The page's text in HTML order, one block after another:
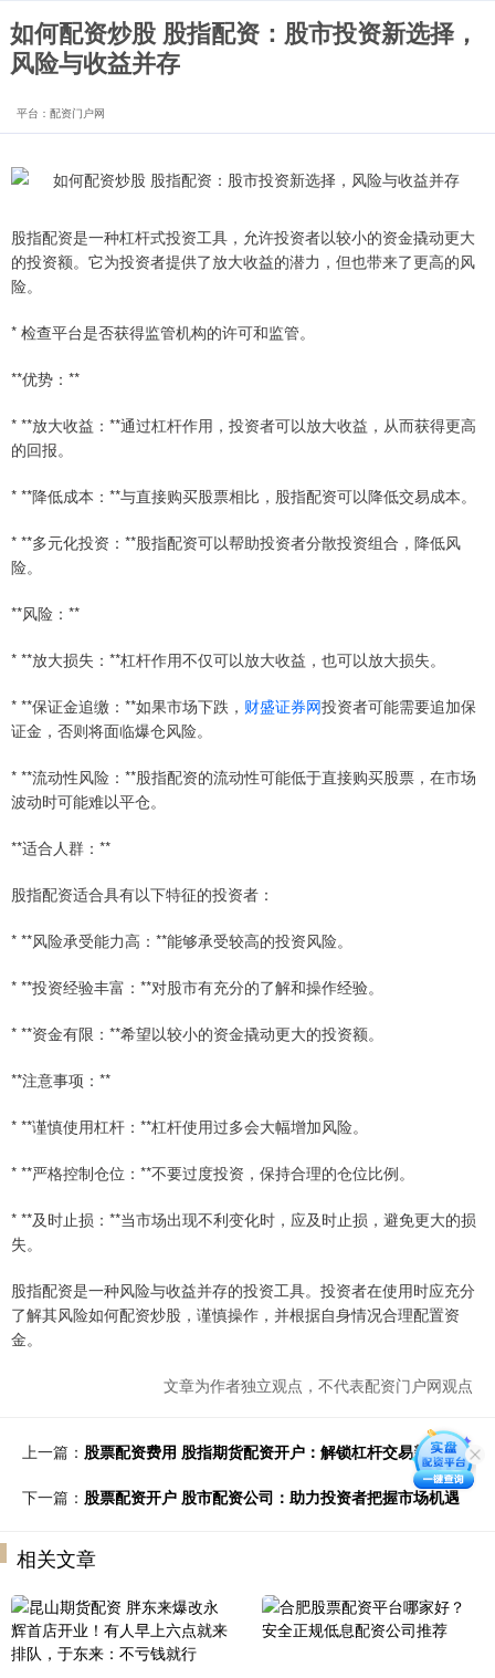
如何配资炒股 股指配资：股市投资新选择，
风险与收益并存
平台：配资门户网
股指配资是一种杠杆式投资工具，允许投资者以较小的资金撬动更大
的投资额。它为投资者提供了放大收益的潜力，但也带来了更高的风
险。
* 检查平台是否获得监管机构的许可和监管。
**优势：**
* **放大收益：**通过杠杆作用，投资者可以放大收益，从而获得更高
的回报。
* **降低成本：**与直接购买股票相比，股指配资可以降低交易成本。
* **多元化投资：**股指配资可以帮助投资者分散投资组合，降低风
险。
**风险：**
* **放大损失：**杠杆作用不仅可以放大收益，也可以放大损失。
* **保证金追缴：**如果市场下跌， 财盛证券网投资者可能需要追加保
证金，否则将面临爆仓风险。
* **流动性风险：**股指配资的流动性可能低于直接购买股票，在市场
波动时可能难以平仓。
**适合人群：**
股指配资适合具有以下特征的投资者：
* **风险承受能力高：**能够承受较高的投资风险。
* **投资经验丰富：**对股市有充分的了解和操作经验。
* **资金有限：**希望以较小的资金撬动更大的投资额。
**注意事项：**
* **谨慎使用杠杆：**杠杆使用过多会大幅增加风险。
* **严格控制仓位：**不要过度投资，保持合理的仓位比例。
* **及时止损：**当市场出现不利变化时，应及时止损，避免更大的损
失。
股指配资是一种风险与收益并存的投资工具。投资者在使用时应充分
了解其风险如何配资炒股，谨慎操作，并根据自身情况合理配置资
金。
文章为作者独立观点，不代表配资门户网观点
上一篇： 股票配资费用 股指期货配资开户：解锁杠杆交易新篇章
下一篇： 股票配资开户 股市配资公司：助力投资者把握市场机遇
相关文章